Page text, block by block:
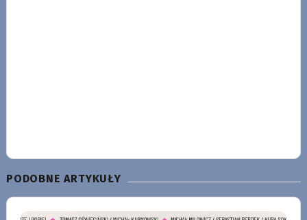
PODOBNE ARTYKUŁY